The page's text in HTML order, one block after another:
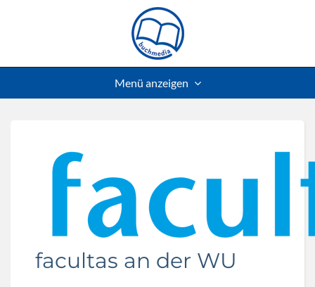
Menü anzeigen
facultas an der WU